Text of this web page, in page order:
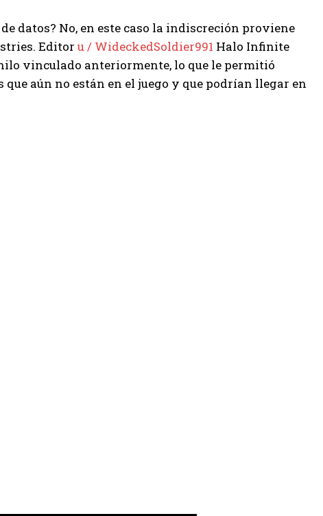
datos? No, en este caso la indiscreción proviene
Editor u / WideckedSoldier991 Halo Infinite
vinculado anteriormente, lo que le permitió
aún no están en el juego y que podrían llegar en